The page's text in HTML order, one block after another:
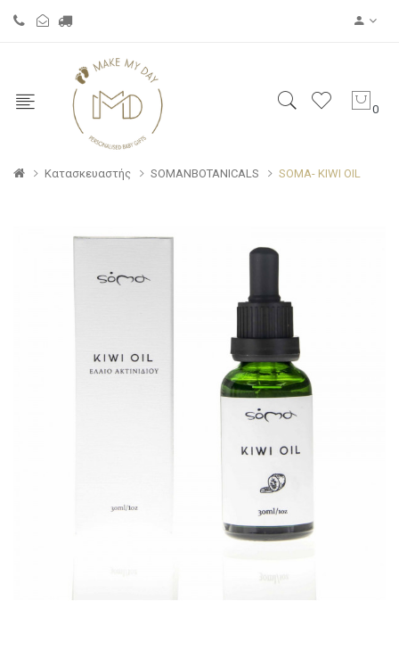
0
Κατασκευαστής SOMANBOTANICALS SOMA- KIWI OIL